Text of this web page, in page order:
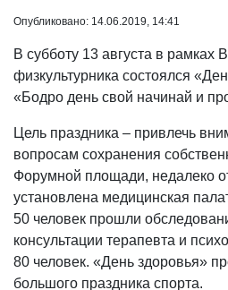
Опубликовано: 14.06.2019, 14:41
В субботу 13 августа в рамках
физкультурника состоялся
«Бодро день свой начинай и
Цель праздника – привлечь
вопросам сохранения
Форумной площади, недалеко
установлена медицинская
50 человек прошли
консультации терапевта и
80 человек. «День здоровья»
большого праздника спорта.